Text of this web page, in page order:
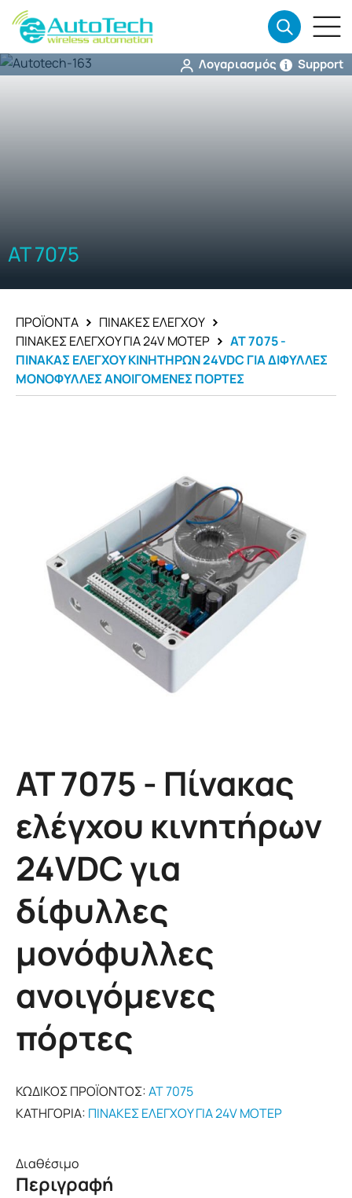
Λογαριασμός Support
AT 7075
ΠΡΟΪΌΝΤΑ
ΠΊΝΑΚΕΣ ΕΛΈΓΧΟΥ
ΠΊΝΑΚΕΣ ΕΛΈΓΧΟΥ ΓΙΑ 24V ΜΟΤΈΡ
AT 7075 -
ΠΊΝΑΚΑΣ ΕΛΈΓΧΟΥ ΚΙΝΗΤΉΡΩΝ 24VDC ΓΙΑ ΔΊΦΥΛΛΕΣ
ΜΟΝΌΦΥΛΛΕΣ ΑΝΟΙΓΌΜΕΝΕΣ ΠΌΡΤΕΣ
AT 7075 - Πίνακας
ελέγχου κινητήρων
24VDC για
δίφυλλες
μονόφυλλες
ανοιγόμενες
πόρτες
ΚΩΔΙΚΌΣ ΠΡΟΪΌΝΤΟΣ:AT 7075
ΚΑΤΗΓΟΡΊΑ: ΠΊΝΑΚΕΣ ΕΛΈΓΧΟΥ ΓΙΑ 24V ΜΟΤΈΡ
Διαθέσιμο
Περιγραφή